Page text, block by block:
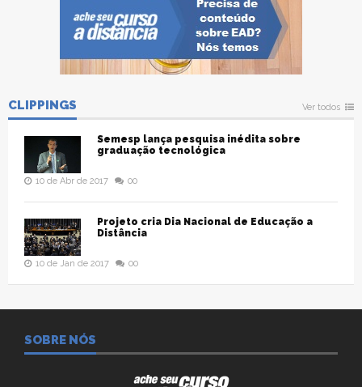
CLIPPINGS Ver todos
Semesp lança pesquisa inédita sobre
graduação tecnológica
10 de Abr de 2017 00
Projeto cria Dia Nacional de Educação a
Distância
10 de Jan de 2017 00
SOBRE NÓS